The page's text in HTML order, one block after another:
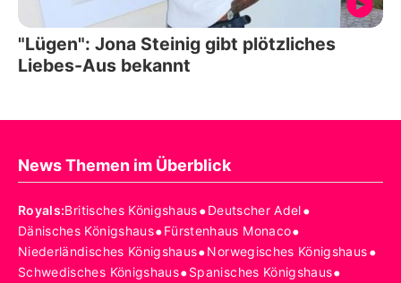
"Lügen": Jona Steinig gibt plötzliches
Liebes-Aus bekannt
News Themen im Überblick
Royals:Britisches Königshaus•Deutscher Adel•
Dänisches Königshaus•Fürstenhaus Monaco•
Niederländisches Königshaus•Norwegisches Königshaus•
Schwedisches Königshaus•Spanisches Königshaus•